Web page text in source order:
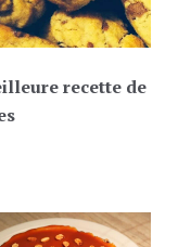
recette de